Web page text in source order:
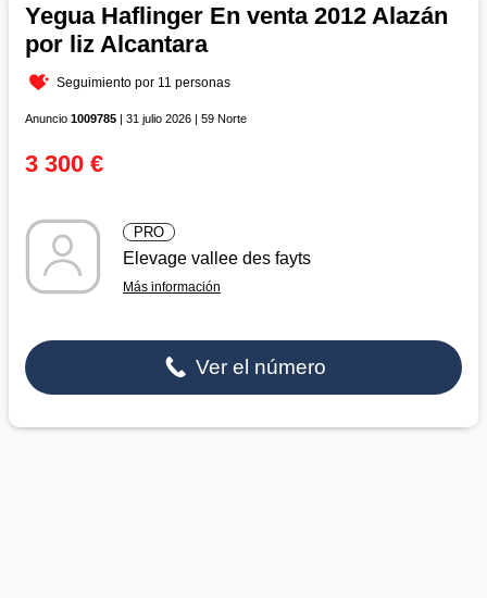
Yegua Haflinger En venta 2012 Alazán
por liz Alcantara
Seguimiento por 11 personas
Anuncio 1009785 | 31 julio 2026 | 59 Norte
3 300 €
PRO
Elevage vallee des fayts
Más información
Ver el número